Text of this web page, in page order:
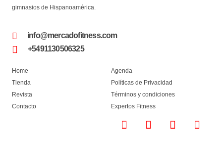
gimnasios de Hispanoamérica.
info@mercadofitness.com
+5491130506325
Home
Tienda
Revista
Contacto
Agenda
Políticas de Privacidad
Términos y condiciones
Expertos Fitness